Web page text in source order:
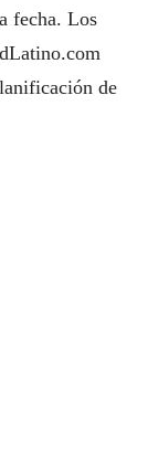
fecha. Los
de